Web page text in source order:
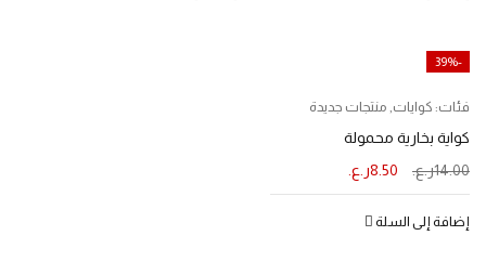
-39%
فئات: كوايات, منتجات جديدة
كواية بخارية محمولة
14.00ر.ع. 8.50ر.ع.
إضافة إلى السلة